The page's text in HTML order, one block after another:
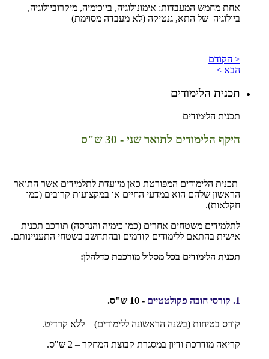
אחת מחמש המעבדות: אימונולוגיה, ביוכימיה, מיקרוביולוגיה,
ביולוגיה של התא, גנטיקה (לא מעבדה מסוימת)
< הקודם
הבא >
תכנית הלימודים
תכנית הלימודים
היקף הלימודים לתואר שני - 30 ש"ס
תכנית הלימודים המפורטת כאן מיועדת לתלמידים אשר התואר
הראשון שלהם הוא במדעי החיים או במקצועות קרובים (כמו
חקלאות).
לתלמידים משטחים אחרים (כמו כימיה והנדסה) תורכב תכנית
אישית בהתאם ללימודים קודמים ובהתחשב בשטחי התעניינותם.
תכנית הלימודים בכל מסלול מורכבת כדלהלן:
1. קורסי חובה פקולטטיים - 10 ש"ס.
קורס בטיחות (בשנה הראשונה ללימודים) – ללא קרדיט.
קריאה מודרכת ודיון במסגרת קבוצת המחקר – 2 ש"ס.